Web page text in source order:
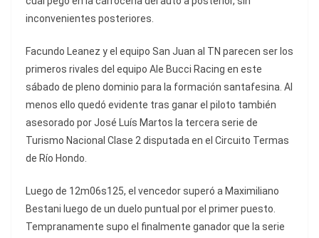
inconvenientes posteriores.
Facundo Leanez y el equipo San Juan al TN parecen ser los
primeros rivales del equipo Ale Bucci Racing en este
sábado de pleno dominio para la formación santafesina. Al
menos ello quedó evidente tras ganar el piloto también
asesorado por José Luís Martos la tercera serie de
Turismo Nacional Clase 2 disputada en el Circuito Termas
de Río Hondo.
Luego de 12m06s125, el vencedor superó a Maximiliano
Bestani luego de un duelo puntual por el primer puesto.
Tempranamente supo el finalmente ganador que la serie